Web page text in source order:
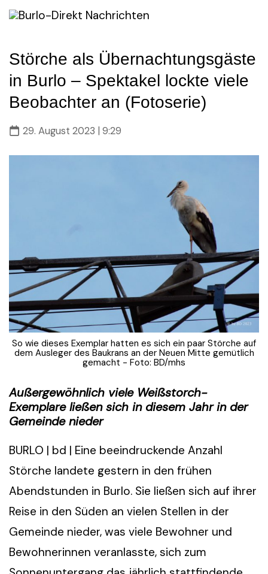
to
Störche als Übernachtungsgäste
in Burlo – Spektakel lockte viele
Beobachter an (Fotoserie)
29. August 2023 | 9:29
So wie dieses Exemplar hatten es sich ein paar Störche auf
dem Ausleger des Baukrans an der Neuen Mitte gemütlich
gemacht - Foto: BD/mhs
Außergewöhnlich viele Weißstorch-
Exemplare ließen sich in diesem Jahr in der
Gemeinde nieder
BURLO | bd | Eine beeindruckende Anzahl
Störche landete gestern in den frühen
Abendstunden in Burlo. Sie ließen sich auf ihrer
Reise in den Süden an vielen Stellen in der
Gemeinde nieder, was viele Bewohner und
Bewohnerinnen veranlasste, sich zum